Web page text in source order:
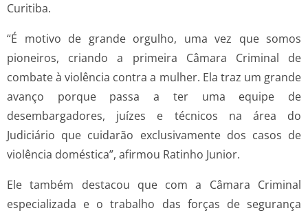
Curitiba.
“É motivo de grande orgulho, uma vez que somos
pioneiros, criando a primeira Câmara Criminal de
combate à violência contra a mulher. Ela traz um grande
avanço porque passa a ter uma equipe de
desembargadores, juízes e técnicos na área do
Judiciário que cuidarão exclusivamente dos casos de
violência doméstica”, afirmou Ratinho Junior.
Ele também destacou que com a Câmara Criminal
especializada e o trabalho das forças de segurança